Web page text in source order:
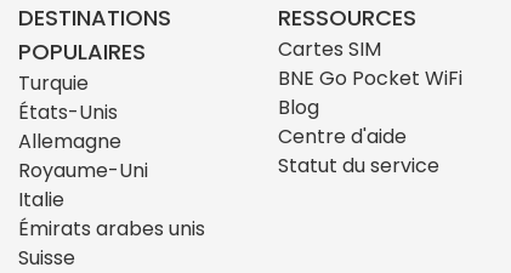
DESTINATIONS
POPULAIRES
Turquie
États-Unis
Allemagne
Royaume-Uni
Italie
Émirats arabes unis
Suisse
RESSOURCES
Cartes SIM
BNE Go Pocket WiFi
Blog
Centre d'aide
Statut du service